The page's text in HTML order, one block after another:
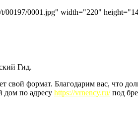
t/00197/0001.jpg" width="220"
Гид.
свой формат. Благодарим вас, что
дом по адресу https://vrnency.ru/под